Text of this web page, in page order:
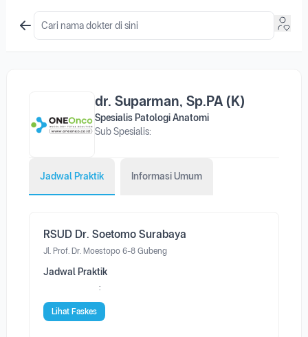
dr. Suparman, Sp.PA (K)
Spesialis Patologi Anatomi
Sub Spesialis:
Jadwal Praktik Informasi Umum
RSUD Dr. Soetomo Surabaya
Jl. Prof. Dr. Moestopo 6-8 Gubeng
Jadwal Praktik
:
Lihat Faskes